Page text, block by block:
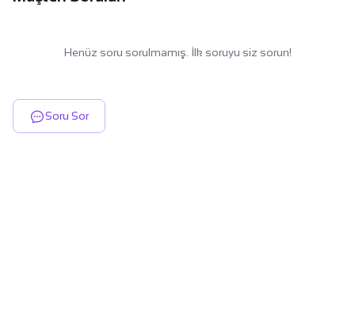
Henüz soru sorulmamış. İlk soruyu siz sorun!
Soru Sor